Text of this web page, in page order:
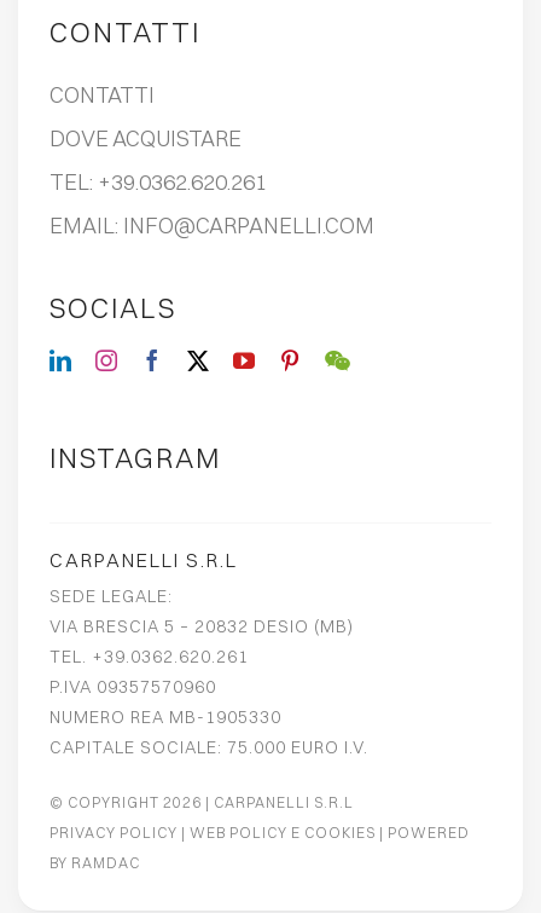
CONTATTI
CONTATTI
DOVE ACQUISTARE
TEL: +39.0362.620.261
EMAIL: INFO@CARPANELLI.COM
SOCIALS
INSTAGRAM
CARPANELLI S.R.L
SEDE LEGALE:
VIA BRESCIA 5 – 20832 DESIO (MB)
TEL. +39.0362.620.261
P.IVA 09357570960
NUMERO REA MB-1905330
CAPITALE SOCIALE: 75.000 EURO I.V.
© COPYRIGHT 2026 | CARPANELLI S.R.L
PRIVACY POLICY |WEB POLICY E COOKIES | POWERED
BY RAMDAC